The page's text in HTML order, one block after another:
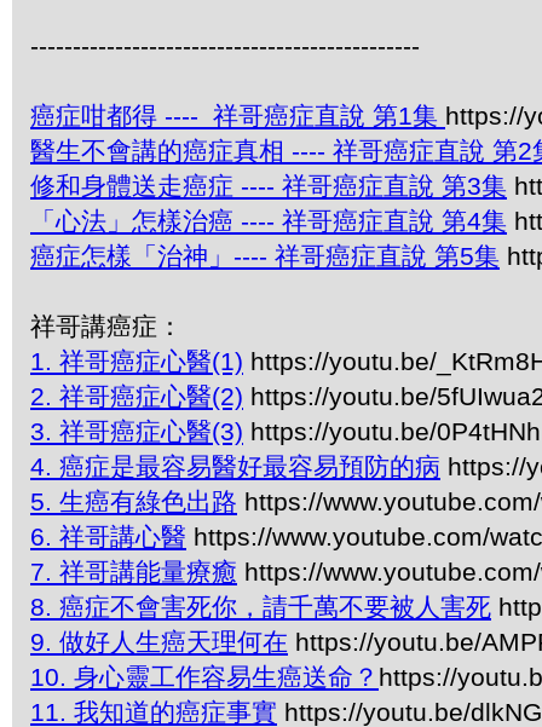
----------------------------------------------
癌症咁都得 ---- 祥哥癌症直說 第1集 https://
醫生不會講的癌症真相 ---- 祥哥癌症直說 第2
修和身體送走癌症 ---- 祥哥癌症直說 第3集
「心法」怎樣治癌 ---- 祥哥癌症直說 第4集
癌症怎樣「治神」---- 祥哥癌症直說 第5集
祥哥講癌症：
1. 祥哥癌症心醫(1) https://youtu.be/
2. 祥哥癌症心醫(2) https://youtu.be/
3. 祥哥癌症心醫(3) https://youtu.be/
4. 癌症是最容易醫好最容易預防的病 https://
5. 生癌有綠色出路 https://
6. 祥哥講心醫 https://www.youtube.com/
7. 祥哥講能量療癒 https://
8. 癌症不會害死你，請千萬不要被人害死
9. 做好人生癌天理何在 https://youtu.be/
10. 身心靈工作容易生癌送命？ https://
11. 我知道的癌症事實 https://youtu.be/